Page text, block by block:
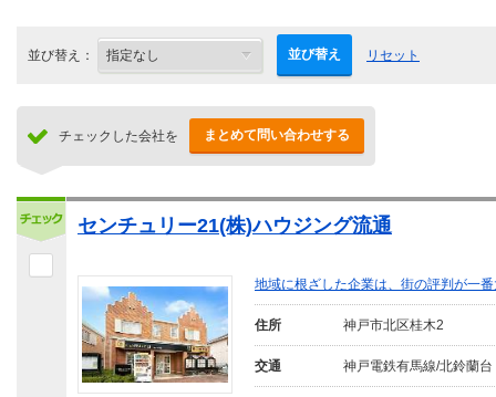
並び替え： 並び替え リセット
チェックした会社を まとめて問い合わせする
センチュリー21(株)ハウジング流通
地域に根ざした企業は、街の評判が一
住所 神戸市北区桂木2
交通 神戸電鉄有馬線/北鈴蘭